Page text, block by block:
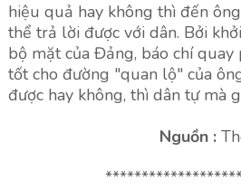
hiệu quả hay không thì đến
thể trả lời được với dân. Bởi
bộ mặt của Đảng, báo chí
tốt cho đường "quan lộ" của
được hay không, thì dân tự mà
Nguồn :